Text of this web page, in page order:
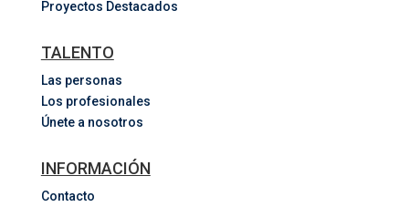
Proyectos Destacados
TALENTO
Las personas
Los profesionales
Únete a nosotros
INFORMACIÓN
Contacto